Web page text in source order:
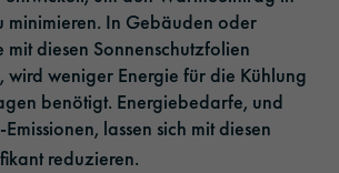
minimieren. In Gebäuden oder
diesen Sonnenschutzfolien
wird weniger Energie für die Kühlung
benötigt. Energiebedarfe, und
-Emissionen, lassen sich mit diesen
reduzieren.